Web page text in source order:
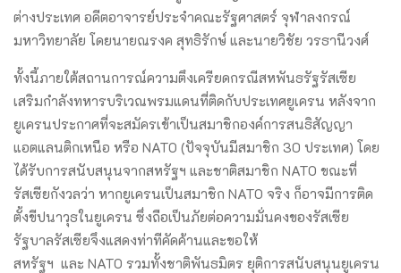
ต่างประเทศ อดีตอาจารย์ประจำคณะรัฐศาสตร์ จุฬาลงกรณ์
มหาวิทยาลัย โดยนายณรงค สุทธิรักษ์ และนายวิชัย วรธานีวงศ์
ทั้งนี้ภายใต้สถานการณ์ความตึงเครียดกรณีสหพันธรัฐรัสเซีย
เสริมกำลังทหารบริเวณพรมแดนที่ติดกับประเทศยูเครน หลังจาก
ยูเครนประกาศที่จะสมัครเข้าเป็นสมาชิกองค์การสนธิสัญญา
แอตแลนติกเหนือ หรือ NATO (ปัจจุบันมีสมาชิก 30 ประเทศ) โดย
ได้รับการสนับสนุนจากสหรัฐฯ และชาติสมาชิก NATO ขณะที่
รัสเซียกังวลว่า หากยูเครนเป็นสมาชิก NATO จริง ก็อาจมีการติด
ตั้งขีปนาวุธในยูเครน ซึ่งถือเป็นภัยต่อความมั่นคงของรัสเซีย
รัฐบาลรัสเซียจึงแสดงท่าทีคัดค้านและขอให้
สหรัฐฯ และ NATO รวมทั้งชาติพันธมิตร ยุติการสนับสนุนยูเครน